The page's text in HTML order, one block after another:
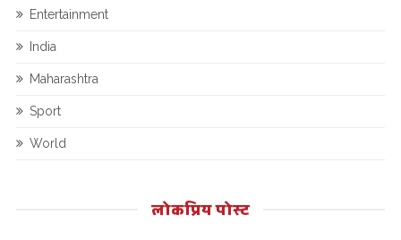
Entertainment
India
Maharashtra
Sport
World
लोकप्रिय पोस्ट